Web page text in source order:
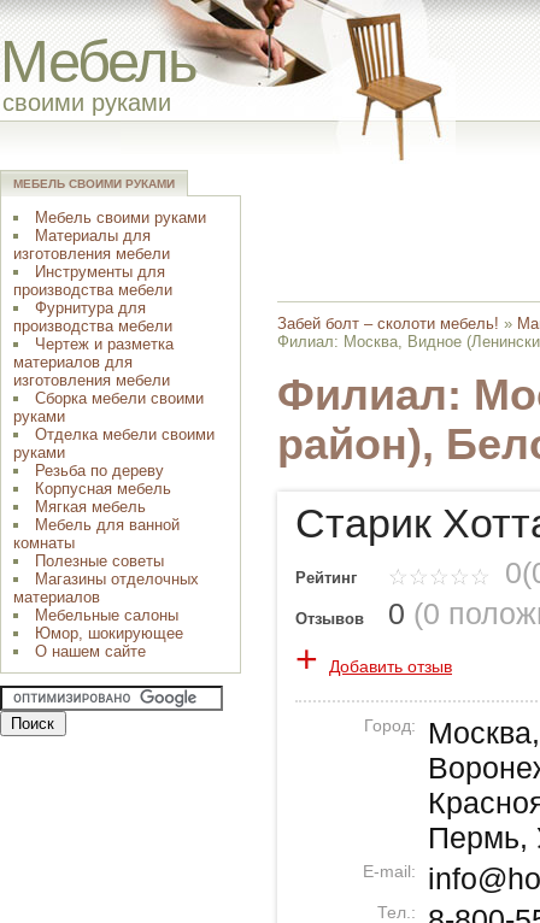
Мебель
своими руками
Забей болт – сколоти мебель! »
Филиал: Москва, Видное
Филиал:
район),
Старик
Рейтинг
Отзывов 0 (0
+ Добавить отзыв
Город: Москва
Пермь,
E-mail:
Тел.:
МЕБЕЛЬ СВОИМИ РУКАМИ
Мебель своими руками
Материалы для
изготовления мебели
Инструменты для
производства мебели
Фурнитура для
производства мебели
Чертеж и разметка
материалов для
изготовления мебели
Сборка мебели своими
руками
Отделка мебели своими
руками
Резьба по дереву
Корпусная мебель
Мягкая мебель
Мебель для ванной
комнаты
Полезные советы
Магазины отделочных
материалов
Мебельные салоны
Юмор, шокирующее
О нашем сайте